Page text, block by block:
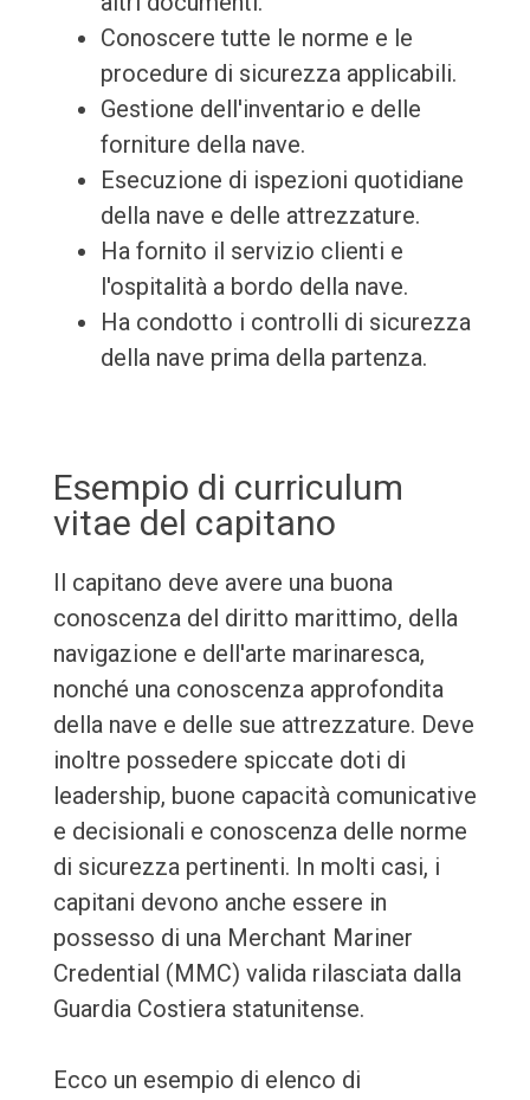
Conoscere tutte le norme e le
procedure di sicurezza applicabili.
Gestione dell'inventario e delle
forniture della nave.
Esecuzione di ispezioni quotidiane
della nave e delle attrezzature.
Ha fornito il servizio clienti e
l'ospitalità a bordo della nave.
Ha condotto i controlli di sicurezza
della nave prima della partenza.
Esempio di curriculum
vitae del capitano
Il capitano deve avere una buona
conoscenza del diritto marittimo, della
navigazione e dell'arte marinaresca,
nonché una conoscenza approfondita
della nave e delle sue attrezzature. Deve
inoltre possedere spiccate doti di
leadership, buone capacità comunicative
e decisionali e conoscenza delle norme
di sicurezza pertinenti. In molti casi, i
capitani devono anche essere in
possesso di una Merchant Mariner
Credential (MMC) valida rilasciata dalla
Guardia Costiera statunitense.
Ecco un esempio di elenco di